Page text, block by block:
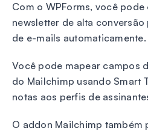
Com o WPForms, você
newsletter de alta
de e-mails automaticamente.
Você pode mapear campos
do Mailchimp usando Smart
notas aos perfis de
O addon Mailchimp também